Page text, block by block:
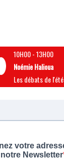
10H00-13H00
Noémie Halioua
Les débats de l'été